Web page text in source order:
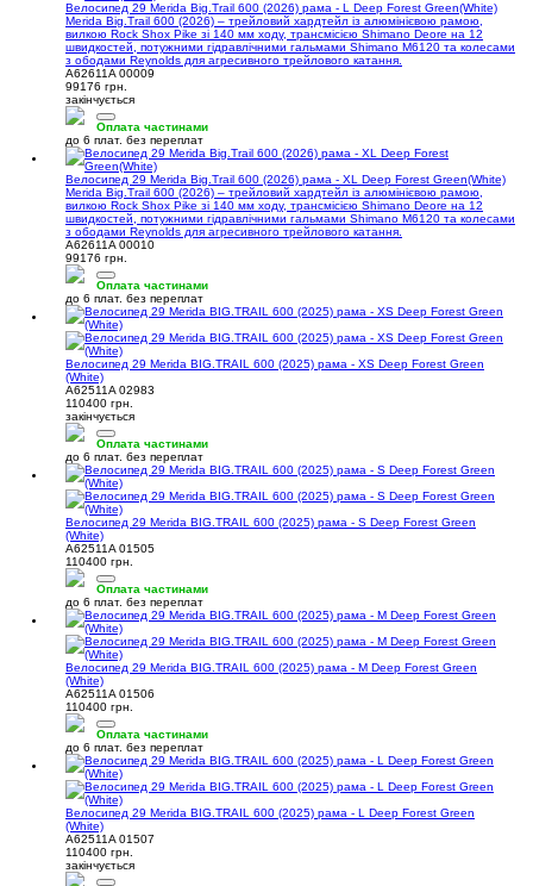
Велосипед 29 Merida Big.Trail 600 (2026) рама - L Deep Forest Green(White)
Merida Big.Trail 600 (2026) – трейловий хардтейл із алюмінієвою рамою,
вилкою Rock Shox Pike зі 140 мм ходу, трансмісією Shimano Deore на 12
швидкостей, потужними гідравлічними гальмами Shimano M6120 та колесами
з ободами Reynolds для агресивного трейлового катання.
A62611A 00009
99176 грн.
закінчується
Оплата частинами
до 6 плат. без переплат
Велосипед 29 Merida Big.Trail 600 (2026) рама - XL Deep Forest Green(White)
Merida Big.Trail 600 (2026) – трейловий хардтейл із алюмінієвою рамою,
вилкою Rock Shox Pike зі 140 мм ходу, трансмісією Shimano Deore на 12
швидкостей, потужними гідравлічними гальмами Shimano M6120 та колесами
з ободами Reynolds для агресивного трейлового катання.
A62611A 00010
99176 грн.
Оплата частинами
до 6 плат. без переплат
Велосипед 29 Merida BIG.TRAIL 600 (2025) рама - XS Deep Forest Green
(White)
A62511A 02983
110400 грн.
закінчується
Оплата частинами
до 6 плат. без переплат
Велосипед 29 Merida BIG.TRAIL 600 (2025) рама - S Deep Forest Green
(White)
A62511A 01505
110400 грн.
Оплата частинами
до 6 плат. без переплат
Велосипед 29 Merida BIG.TRAIL 600 (2025) рама - M Deep Forest Green
(White)
A62511A 01506
110400 грн.
Оплата частинами
до 6 плат. без переплат
Велосипед 29 Merida BIG.TRAIL 600 (2025) рама - L Deep Forest Green
(White)
A62511A 01507
110400 грн.
закінчується